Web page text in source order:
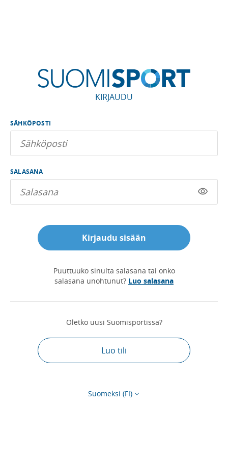
KIRJAUDU
SÄHKÖPOSTI
SALASANA
Kirjaudu sisään
Puuttuuko sinulta salasana tai onko
salasana unohtunut? Luo salasana
Oletko uusi Suomisportissa?
Luo tili
Suomeksi (FI)